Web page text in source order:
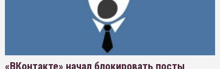
«ВКонтакте» начал блокировать посты